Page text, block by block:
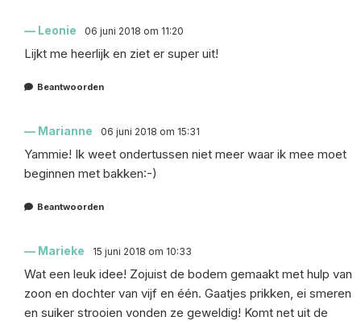
Leonie 06 juni 2018 om 11:20
Lijkt me heerlijk en ziet er super uit!
Beantwoorden
Marianne 06 juni 2018 om 15:31
Yammie! Ik weet ondertussen niet meer waar ik mee moet
beginnen met bakken:-)
Beantwoorden
Marieke 15 juni 2018 om 10:33
Wat een leuk idee! Zojuist de bodem gemaakt met hulp van
zoon en dochter van vijf en één. Gaatjes prikken, ei smeren
en suiker strooien vonden ze geweldig! Komt net uit de